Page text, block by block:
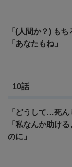
「(人間か？) もち
「あなたもね」
10話
「どうして…死
「私なんか助け
のに」